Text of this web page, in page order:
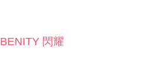
BENITY 閃耀